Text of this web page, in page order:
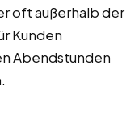
oft außerhalb der
Kunden
Abendstunden